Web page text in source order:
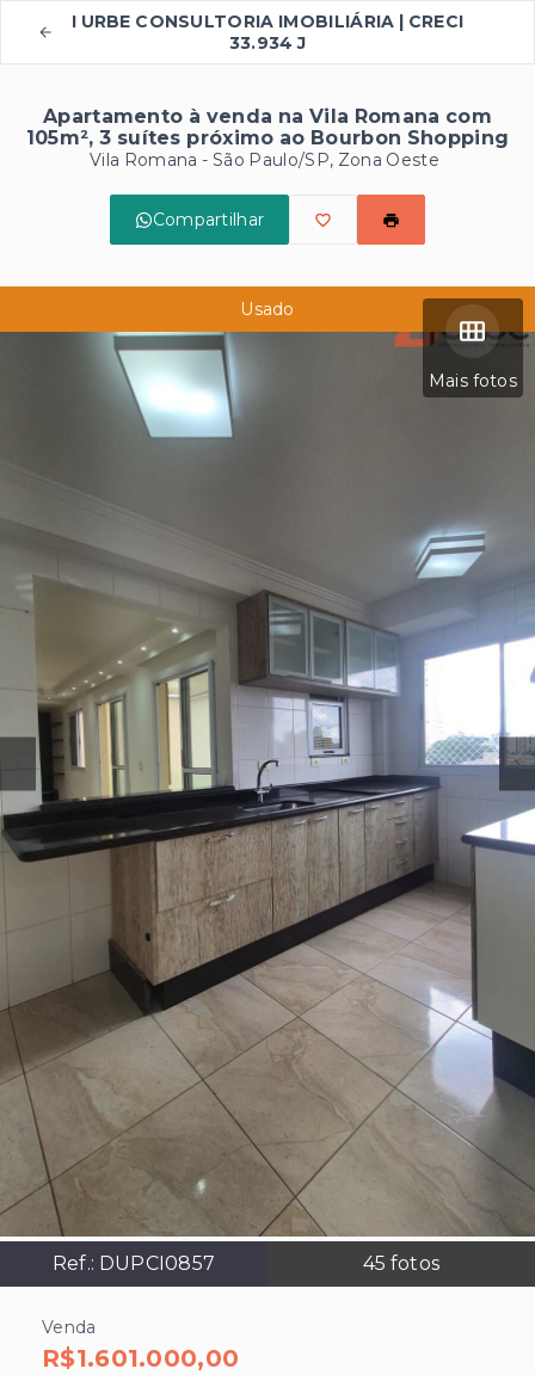
I URBE CONSULTORIA IMOBILIÁRIA | CRECI
33.934 J
Apartamento à venda na Vila Romana com
105m², 3 suítes próximo ao Bourbon Shopping
Vila Romana - São Paulo/SP, Zona Oeste
Compartilhar
Mais fotos
Ref.: DUPCI0857 45 fotos
Usado
Venda
R$1.601.000,00